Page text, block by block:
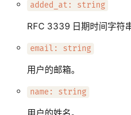
added_at: string
RFC 3339 日期时间字符
email: string
用户的邮箱。
name: string